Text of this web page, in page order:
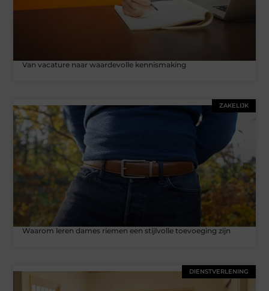
Van vacature naar waardevolle kennismaking
ZAKELIJK
Waarom leren dames riemen een stijlvolle toevoeging zijn
DIENSTVERLENING